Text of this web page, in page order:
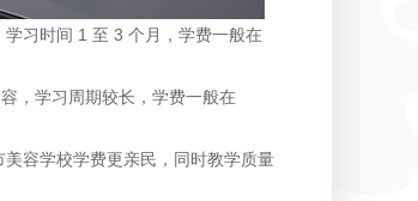
习时间 1 至 3 个月，学费一般在
，学习周期较长，学费一般在
容学校学费更亲民，同时教学质量